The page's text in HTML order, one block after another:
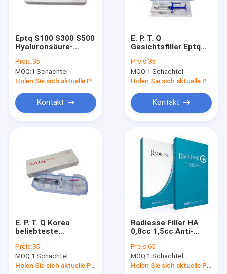
Nachrichten
Fordern Sie ein Zitat
Hyaluronsäure-Hautfüller
Hyaluronsäurefaltenfüller
Hyaluronsäure-Einspritzungs-Füller
Hautfüller stellen Füller gegenüber
Fette Auflösungseinspritzungen
Eptq S100 S300 S500
Hyaluronsäure-
das Gesicht
Preis:35
MOQ:1 Schachtel
Holen Sie sich aktuelle Preis
Kontakt
E. P. T. Q
Gesichtsfiller Eptq
Hyaluronsäure Falten
entfernen
Preis:35
MOQ:1 Schachtel
Holen Sie sich aktuelle Preis
Kontakt
E. P. T. Q Korea
beliebteste
Eptq S100 S300 S500
Hyaluronsäure
Preis:35
MOQ:1 Schachtel
Holen Sie sich aktuelle Preis
Radiesse Filler HA
0,8cc 1,5cc Anti-
Gesichtsfalten Filler
Injektion Anti-Aging
Preis:65
MOQ:1 Schachtel
Holen Sie sich aktuelle Preis